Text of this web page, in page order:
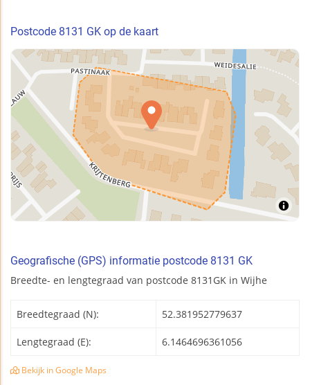
Postcode 8131 GK op de kaart
Geografische (GPS) informatie postcode 8131 GK
Breedte- en lengtegraad van postcode 8131GK in Wijhe
Breedtegraad (N): 52.381952779637
Lengtegraad (E): 6.1464696361056
Bekijk in Google Maps